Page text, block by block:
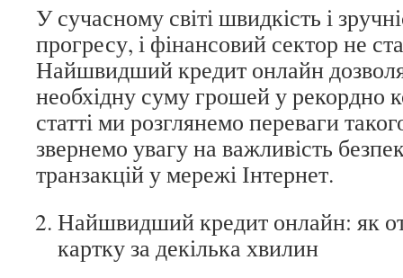
У сучасному світі швидкість і
прогресу, і фінансовий сектор не
Найшвидший кредит онлайн
необхідну суму грошей у рекордно
статті ми розглянемо переваги
звернемо увагу на важливість
транзакцій у мережі Інтернет.
Найшвидший кредит онлайн: як
картку за декілька хвилин